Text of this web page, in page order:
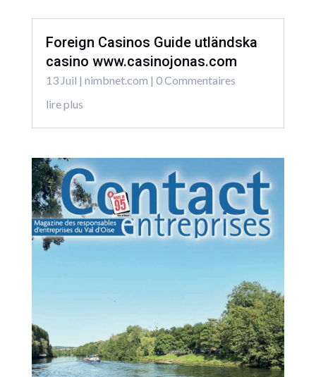
Foreign Casinos Guide utländska
casino www.casinojonas.com
13 Juil | nimbnet.com | 0 Commentaires
lire plus